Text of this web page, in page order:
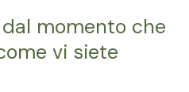
dal momento che
vi siete